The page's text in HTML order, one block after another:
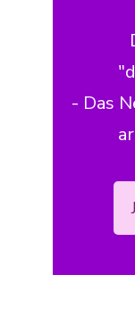
- Das